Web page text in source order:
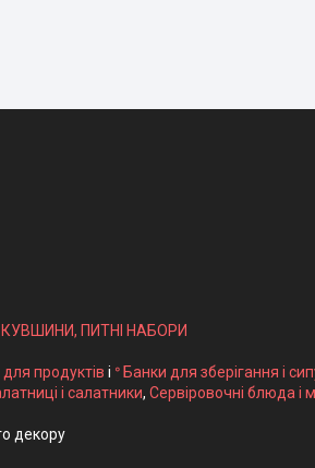
ПИТНІ НАБОРИ
продуктів і ᐤ Банки для зберігання і
і салатники, Сервіровочні блюда і
декору